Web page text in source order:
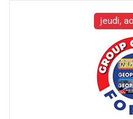
jeudi,